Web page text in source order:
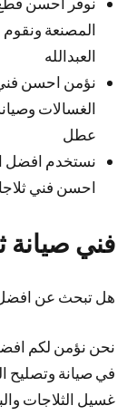
المصنعة ونقوم
العبدالله
نؤمن احسن فني
الغسالات
عطل
نستخدم افضل
احسن فني
فني صيانة
هل تبحث عن افضل
نحن نؤمن لكم
في صيانة وتصليح
غسيل الثلاجات